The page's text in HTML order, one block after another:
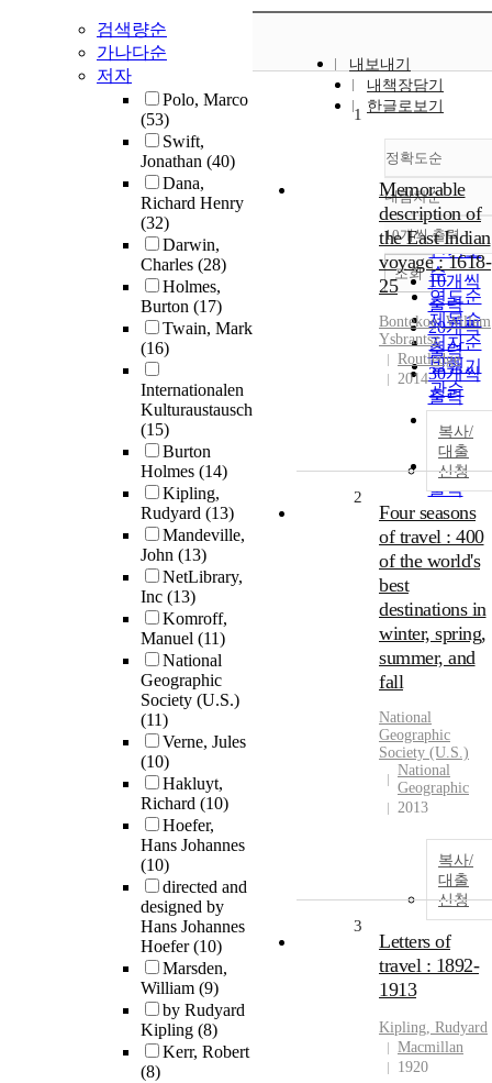
검색량순
가나다순
저자
Polo, Marco
(53)
Swift,
Jonathan (40)
Dana,
Richard Henry
(32)
Darwin,
Charles (28)
Holmes,
Burton (17)
Twain, Mark
(16)
Internationalen
Kulturaustausch
(15)
Burton
Holmes (14)
Kipling,
Rudyard (13)
Mandeville,
John (13)
NetLibrary,
Inc (13)
Komroff,
Manuel (11)
National
Geographic
Society (U.S.)
(11)
Verne, Jules
(10)
Hakluyt,
Richard (10)
Hoefer,
Hans Johannes
(10)
directed and
designed by
Hans Johannes
Hoefer(10)
Marsden,
William (9)
by Rudyard
Kipling (8)
Kerr, Robert
(8)
내보내기
내책장담기
한글로보기
정확도순
정확도
순
인기도
순
연도순
제목순
저자순
발행기
관순
내림차순
내림차
10개씩 출력
10개씩
출력
20개씩
출력
30개씩
출력
50개씩
출력
100개씩
출력
조회
1
Memorable
description of
the East Indian
voyage : 1618-
25
Bontekoe, Willem
Ysbrantsz
Routledge
2014
복사/
대출
신청
2
Four seasons
of travel : 400
of the world's
best
destinations in
winter, spring,
summer, and
fall
National
Geographic
Society (U.S.)
National
Geographic
2013
복사/
대출
신청
3
Letters of
travel : 1892-
1913
Kipling, Rudyard
Macmillan
1920